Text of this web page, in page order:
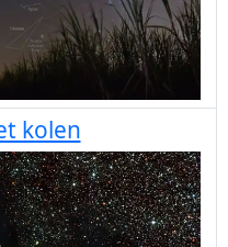
kolen